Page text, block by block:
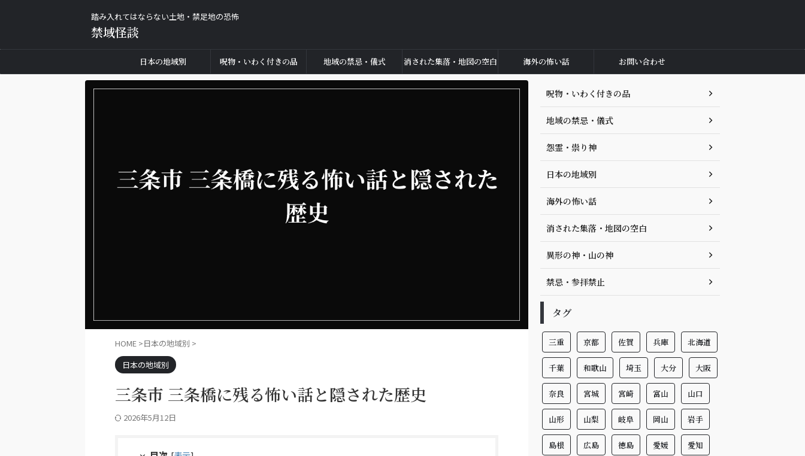
踏み入れてはならない土地・禁足地の恐怖
禁域怪談
日本の地域別 呪物・いわく付きの品 地域の禁忌・儀式 消された集落・地図の空白 海外の怖い話 お問い合わせ
HOME >日本の地域別 >
日本の地域別
三条市 三条橋に残る怖い話と隠された歴史
2026年5月12日
呪物・いわく付きの品
地域の禁忌・儀式
怨霊・祟り神
日本の地域別
海外の怖い話
消された集落・地図の空白
異形の神・山の神
禁忌・参拝禁止
タグ
三重 京都 佐賀 兵庫 北海道
千葉 和歌山 埼玉 大分 大阪
奈良 宮城 宮崎 富山 山口
山形 山梨 岐阜 岡山 岩手
島根 広島 徳島 愛媛 愛知